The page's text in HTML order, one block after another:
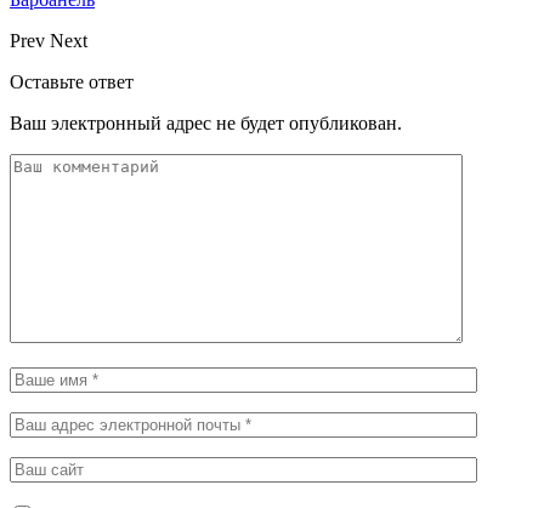
Prev Next
Оставьте ответ
Ваш электронный адрес не будет опубликован.